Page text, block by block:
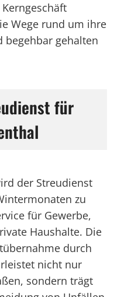
Wege rund um ihre
begehbar gehalten
für
der Streudienst
zu
für Gewerbe,
Haushalte. Die
durch
nicht nur
sondern trägt